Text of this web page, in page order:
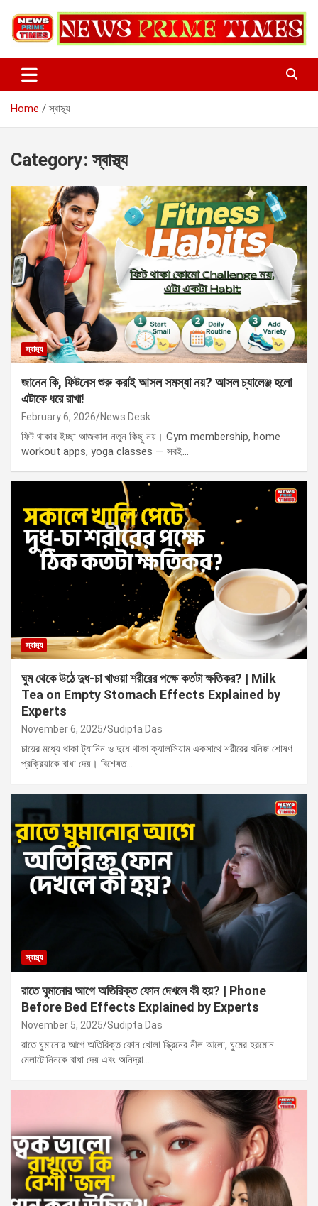
content
Home স্বাস্থ্য
Category:স্বাস্থ্য
স্বাস্থ্য
জানেন কি, ফিটনেস শুরু করাই আসল সমস্যা নয়? আসল চ্যালেঞ্জ হলো
এটাকে ধরে রাখা!
February 6, 2026 News Desk
ফিট থাকার ইচ্ছা আজকাল নতুন কিছু নয়। Gym membership, home
workout apps, yoga classes — সবই…
স্বাস্থ্য
ঘুম থেকে উঠে দুধ-চা খাওয়া শরীরের পক্ষে কতটা ক্ষতিকর? | Milk
Tea on Empty Stomach Effects Explained by
Experts
November 6, 2025 Sudipta Das
চায়ের মধ্যে থাকা ট্যানিন ও দুধে থাকা ক্যালসিয়াম একসাথে শরীরের খনিজ শোষণ
প্রক্রিয়াকে বাধা দেয়। বিশেষত…
স্বাস্থ্য
রাতে ঘুমানোর আগে অতিরিক্ত ফোন দেখলে কী হয়? | Phone
Before Bed Effects Explained by Experts
November 5, 2025 Sudipta Das
রাতে ঘুমানোর আগে অতিরিক্ত ফোন খোলা স্ক্রিনের নীল আলো, ঘুমের হরমোন
মেলাটোনিনকে বাধা দেয় এবং অনিদ্রা…